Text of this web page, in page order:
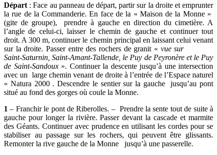
Départ : Face au panneau de départ, partir sur la droite et emprunter
la rue de la Commanderie. En face de la « Maison de la Monne »
(gite de groupe), prendre à gauche en direction du cimetière. A
l’angle de celui-ci, laisser le chemin de gauche et continuer tout
droit. A 300 m, continuer le chemin principal en laissant celui venant
sur la droite. Passer entre des rochers de granit « vue sur
Saint-Saturnin, Saint-Amant-Tallende, le Puy de Peyronère et le Puy
de Saint-Sandoux ». Continuer la descente jusqu’à une intersection
avec un large chemin venant de droite à l’entrée de l’Espace naturel
« Natura 2000 . Descendre le sentier sur la gauche jusqu’au pont
situé au fond des gorges où coule la Monne.
1 – Franchir le pont de Riberolles. – Prendre la sente tout de suite à
gauche pour longer la rivière. Passer devant la cascade et marmite
des Géants. Continuer avec prudence en utilisant les cordes pour se
stabiliser au passage sur les rochers, qui peuvent être glissants.
Remonter la rive gauche de la Monne jusqu’à une passerelle.